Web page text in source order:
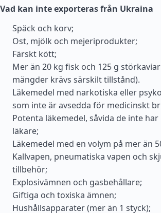
Vad kan inte exporteras från Ukraina
Späck och korv;
Ost, mjölk och mejeriprodukter;
Färskt kött;
Mer än 20 kg fisk och 125 g
mängder krävs särskilt tillstånd).
Läkemedel med narkotiska eller
som inte är avsedda för medicinskt
Potenta läkemedel, såvida de inte
läkare;
Läkemedel med en volym på mer än
Kallvapen, pneumatiska vapen och
tillbehör;
Explosivämnen och gasbehållare;
Giftiga och toxiska ämnen;
Hushållsapparater (mer än 1 styck);